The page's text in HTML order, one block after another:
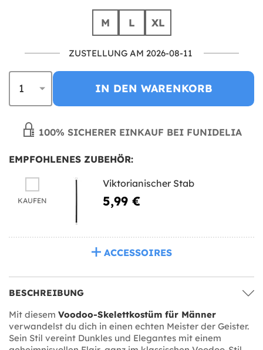
M L XL
ZUSTELLUNG AM 2026-08-11
IN DEN WARENKORB
100% SICHERER EINKAUF BEI FUNIDELIA
EMPFOHLENES ZUBEHÖR:
KAUFEN
Viktorianischer Stab
5,99 €
ACCESSOIRES
BESCHREIBUNG
Mit diesem Voodoo-Skelettkostüm für Männer
verwandelst du dich in einen echten Meister der Geister.
Sein Stil vereint Dunkles und Elegantes mit einem